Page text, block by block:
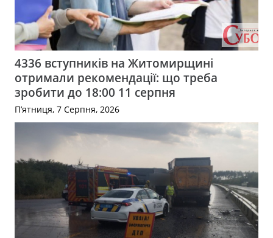
4336 вступників на Житомирщині
отримали рекомендації: що треба
зробити до 18:00 11 серпня
П’ятниця, 7 Серпня, 2026